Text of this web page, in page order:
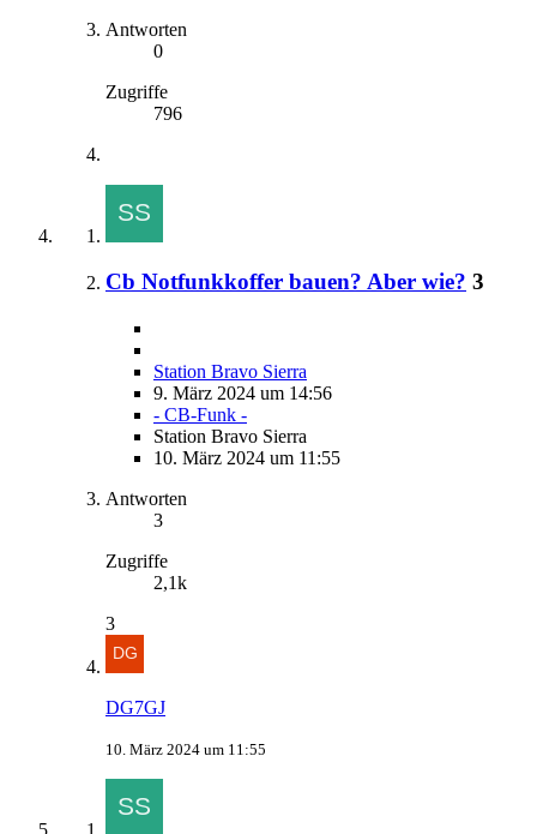
Antworten
0
Zugriffe
796
Cb Notfunkkoffer bauen? Aber wie? 3
Station Bravo Sierra
9. März 2024 um 14:56
- CB-Funk -
Station Bravo Sierra
10. März 2024 um 11:55
Antworten
3
Zugriffe
2,1k
3
DG7GJ
10. März 2024 um 11:55